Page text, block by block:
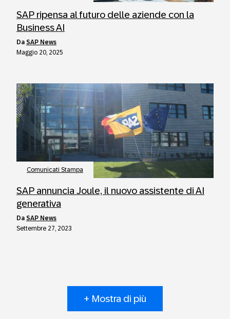
SAP ripensa al futuro delle aziende con la
Business AI
da SAP News
Maggio 20, 2025
Comunicati Stampa
SAP annuncia Joule, il nuovo assistente di AI
generativa
da SAP News
Settembre 27, 2023
+ Mostra di più